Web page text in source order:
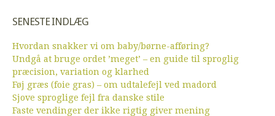
SENESTE INDLÆG
Hvordan snakker vi om baby/børne-afføring?
Undgå at bruge ordet ’meget’ – en guide til sproglig
præcision, variation og klarhed
Føj græs (foie gras) – om udtalefejl ved madord
Sjove sproglige fejl fra danske stile
Faste vendinger der ikke rigtig giver mening